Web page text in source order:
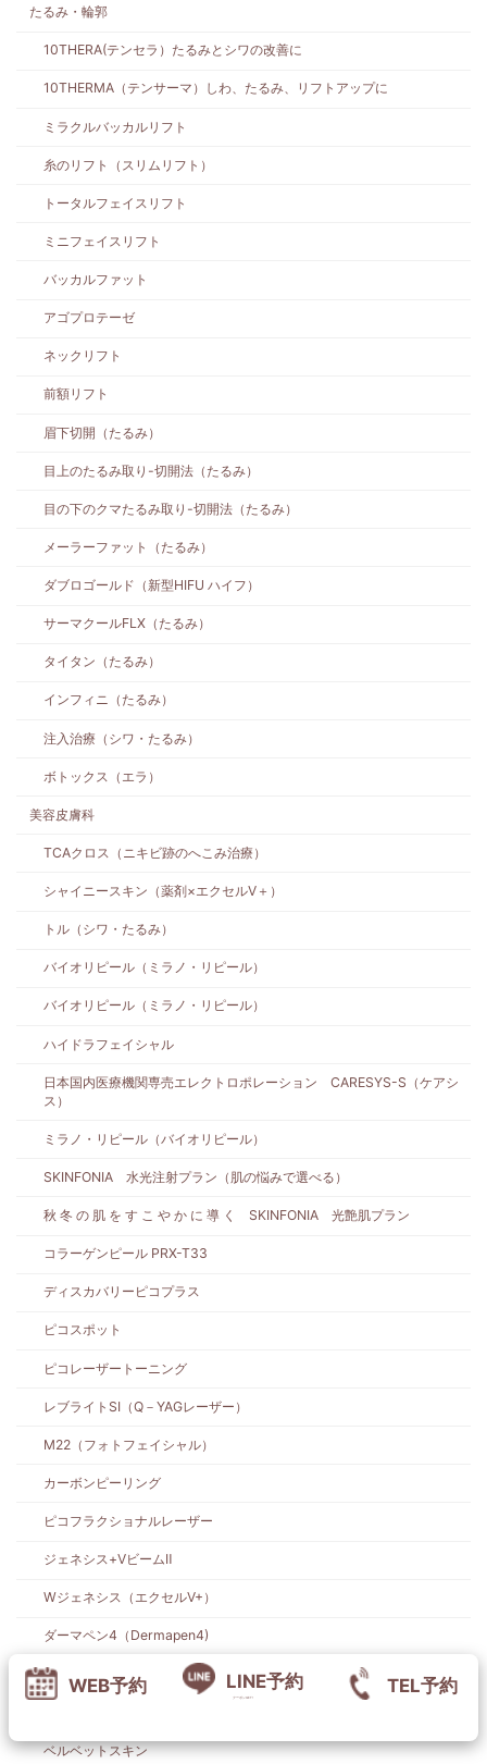
たるみ・輪郭
10THERA(テンセラ）たるみとシワの改善に
10THERMA（テンサーマ）しわ、たるみ、リフトアップに
ミラクルバッカルリフト
糸のリフト（スリムリフト）
トータルフェイスリフト
ミニフェイスリフト
バッカルファット
アゴプロテーゼ
ネックリフト
前額リフト
眉下切開（たるみ）
目上のたるみ取り-切開法（たるみ）
目の下のクマたるみ取り-切開法（たるみ）
メーラーファット（たるみ）
ダブロゴールド（新型HIFU ハイフ）
サーマクールFLX（たるみ）
タイタン（たるみ）
インフィニ（たるみ）
注入治療（シワ・たるみ）
ボトックス（エラ）
美容皮膚科
TCAクロス（ニキビ跡のへこみ治療）
シャイニースキン（薬剤×エクセルV＋）
トル（シワ・たるみ）
バイオリピール（ミラノ・リピール）
バイオリピール（ミラノ・リピール）
ハイドラフェイシャル
日本国内医療機関専売エレクトロポレーション CARESYS-S（ケアシ
ス）
ミラノ・リピール（バイオリピール）
SKINFONIA 水光注射プラン（肌の悩みで選べる）
秋 冬 の 肌 を す こ や か に 導 く SKINFONIA 光艶肌プラン
コラーゲンピール PRX-T33
ディスカバリーピコプラス
ピコスポット
ピコレーザートーニング
レブライトSI（Q－YAGレーザー）
M22（フォトフェイシャル）
カーボンピーリング
ピコフラクショナルレーザー
ジェネシス+VビームⅡ
Wジェネシス（エクセルV+）
ダーマペン4（Dermapen4)
ヴァンパイアフェイシャル
ベルベットスキン
WEB予約 LINE予約
クーポンGET!
TEL予約